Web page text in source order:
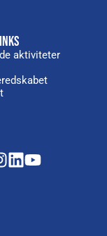
aktiviteter